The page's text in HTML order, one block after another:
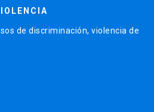
de discriminación, violencia de